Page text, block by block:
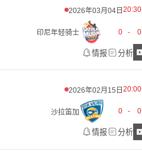
2026年03月04日 20:30
印尼年轻骑士 0 - 0
情报 分析
2026年02月15日 20:00
沙拉笛加 0 - 0
情报 分析